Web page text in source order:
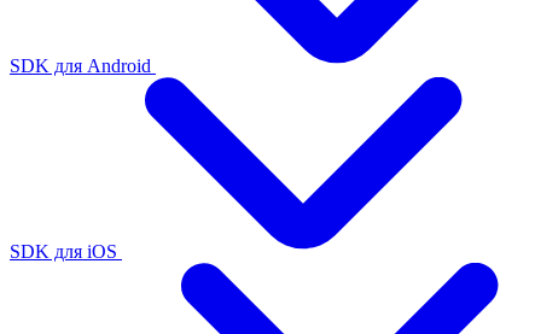
SDK для Android
SDK для iOS